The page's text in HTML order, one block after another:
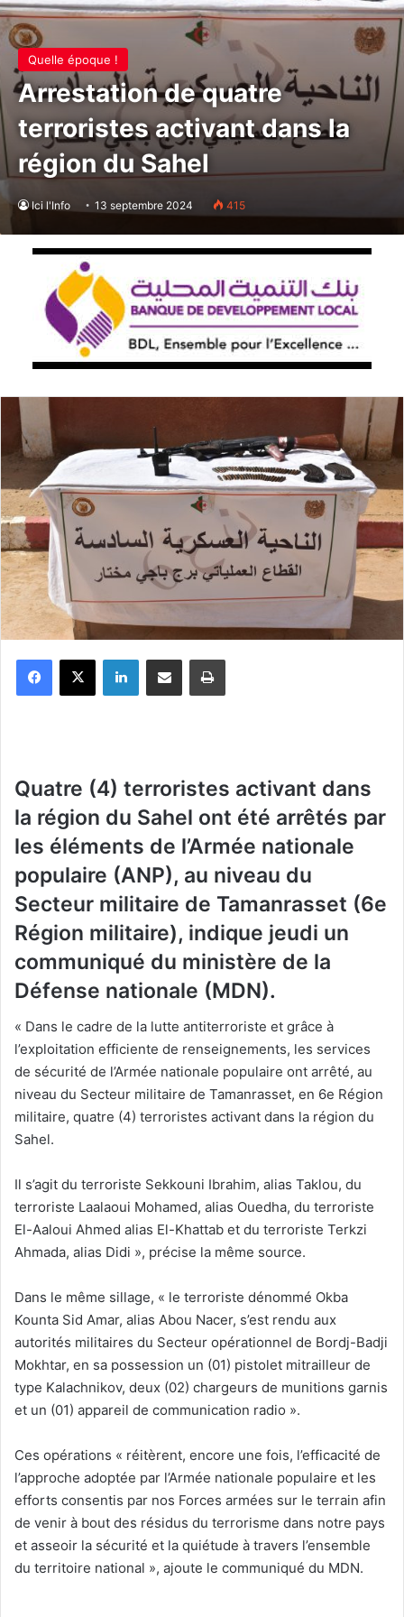
Quelle époque !
Arrestation de quatre
terroristes activant dans la
région du Sahel
Ici l'Info 13 septembre 2024 415
Quatre (4) terroristes activant dans
la région du Sahel ont été arrêtés par
les éléments de l’Armée nationale
populaire (ANP), au niveau du
Secteur militaire de Tamanrasset (6e
Région militaire), indique jeudi un
communiqué du ministère de la
Défense nationale (MDN).
« Dans le cadre de la lutte antiterroriste et grâce à
l’exploitation efficiente de renseignements, les services
de sécurité de l’Armée nationale populaire ont arrêté, au
niveau du Secteur militaire de Tamanrasset, en 6e Région
militaire, quatre (4) terroristes activant dans la région du
Sahel.
Il s’agit du terroriste Sekkouni Ibrahim, alias Taklou, du
terroriste Laalaoui Mohamed, alias Ouedha, du terroriste
El-Aaloui Ahmed alias El-Khattab et du terroriste Terkzi
Ahmada, alias Didi », précise la même source.
Dans le même sillage, « le terroriste dénommé Okba
Kounta Sid Amar, alias Abou Nacer, s’est rendu aux
autorités militaires du Secteur opérationnel de Bordj-Badji
Mokhtar, en sa possession un (01) pistolet mitrailleur de
type Kalachnikov, deux (02) chargeurs de munitions garnis
et un (01) appareil de communication radio ».
Ces opérations « réitèrent, encore une fois, l’efficacité de
l’approche adoptée par l’Armée nationale populaire et les
efforts consentis par nos Forces armées sur le terrain afin
de venir à bout des résidus du terrorisme dans notre pays
et asseoir la sécurité et la quiétude à travers l’ensemble
du territoire national », ajoute le communiqué du MDN.